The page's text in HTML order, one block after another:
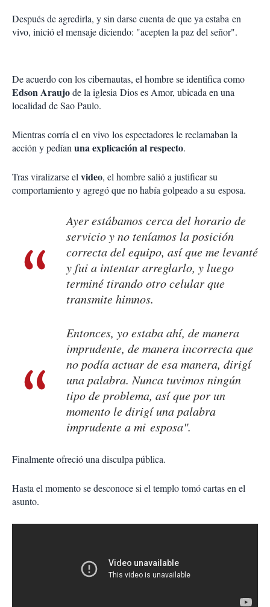
Después de agredirla, y sin darse cuenta de que ya estaba en
vivo, inició el mensaje diciendo: "acepten la paz del señor".
De acuerdo con los cibernautas, el hombre se identifica como
Edson Araujode la iglesia Dios es Amor, ubicada en una
localidad de Sao Paulo.
Mientras corría el en vivo los espectadores le reclamaban la
acción y pedíanuna explicación al respecto.
Tras viralizarse elvideo, el hombre salió a justificar su
comportamiento y agregó que no había golpeado a su esposa.
Ayer estábamos cerca del horario de
servicio y no teníamos la posición
correcta del equipo, así que me levanté
y fui a intentar arreglarlo, y luego
terminé tirando otro celular que
transmite himnos.
Entonces, yo estaba ahí, de manera
imprudente, de manera incorrecta que
no podía actuar de esa manera, dirigí
una palabra. Nunca tuvimos ningún
tipo de problema, así que por un
momento le dirigí una palabra
imprudente a mi esposa".
Finalmente ofreció una disculpa pública.
Hasta el momento se desconoce si el templo tomó cartas en el
asunto.